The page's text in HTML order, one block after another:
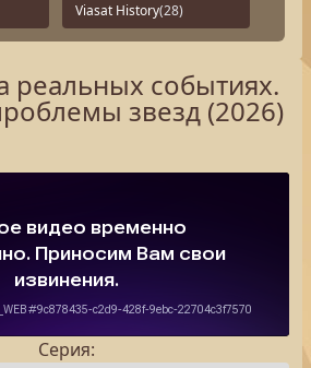
Viasat History(28)
реальных событиях.
звезд (2026)
Серия: